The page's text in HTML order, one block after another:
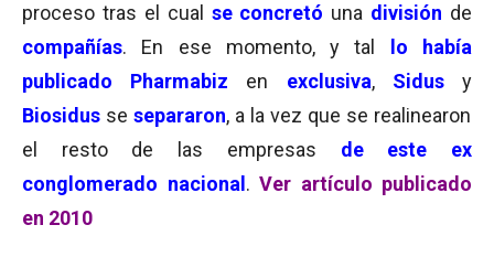
proceso tras el cual se concretó una división de
compañías. En ese momento, y tal
lo había
publicado Pharmabiz en exclusiva, Sidusy
Biosidus se separaron, a la vez que se realinearon
el resto de las empresas de este ex
conglomerado nacional . Ver artículo publicado
en 2010